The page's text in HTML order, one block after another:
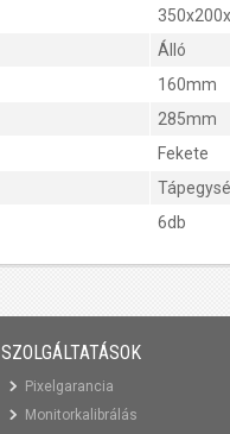
Álló
160mm
285mm
Fekete
6db
SZOLGÁLTATÁSOK
Pixelgarancia
Monitorkalibrálás